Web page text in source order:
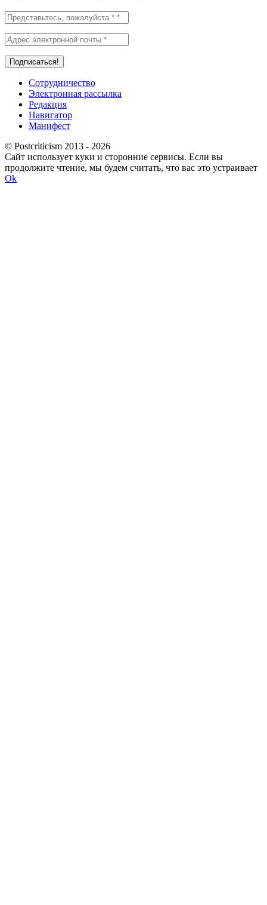
Сотрудничество
Электронная рассылка
Редакция
Навигатор
Манифест
© Postcriticism 2013 - 2026
Сайт использует куки и сторонние сервисы. Если вы
продолжите чтение, мы будем считать, что вас это устраивает
Ok